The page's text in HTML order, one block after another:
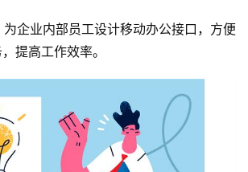
企业内部员工设计移动办公接口，方便
提高工作效率。